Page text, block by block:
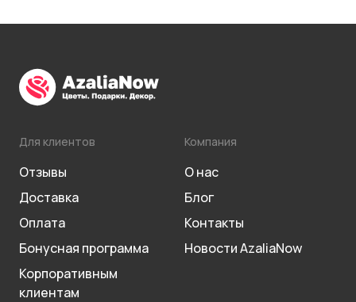
Для клиентов
Отзывы
Доставка
Оплата
Бонусная программа
Корпоративным
клиентам
Компания
О нас
Блог
Контакты
Новости AzaliaNow